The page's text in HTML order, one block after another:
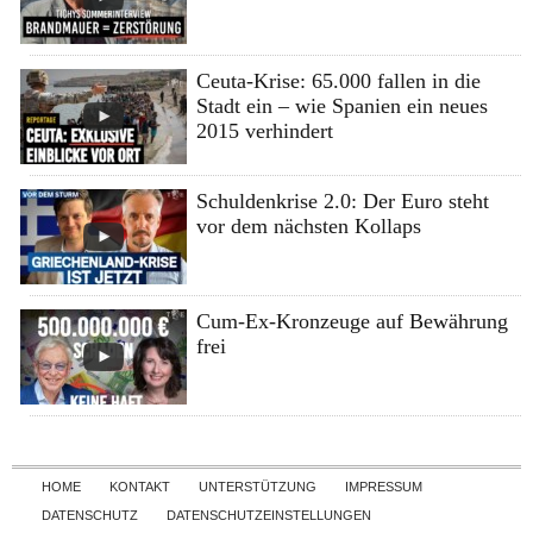
Ceuta-Krise: 65.000 fallen in die
Stadt ein – wie Spanien ein neues
2015 verhindert
Schuldenkrise 2.0: Der Euro steht
vor dem nächsten Kollaps
Cum-Ex-Kronzeuge auf Bewährung
frei
Skip to content
HOME KONTAKT UNTERSTÜTZUNG
IMPRESSUM
DATENSCHUTZ
DATENSCHUTZEINSTELLUNGEN